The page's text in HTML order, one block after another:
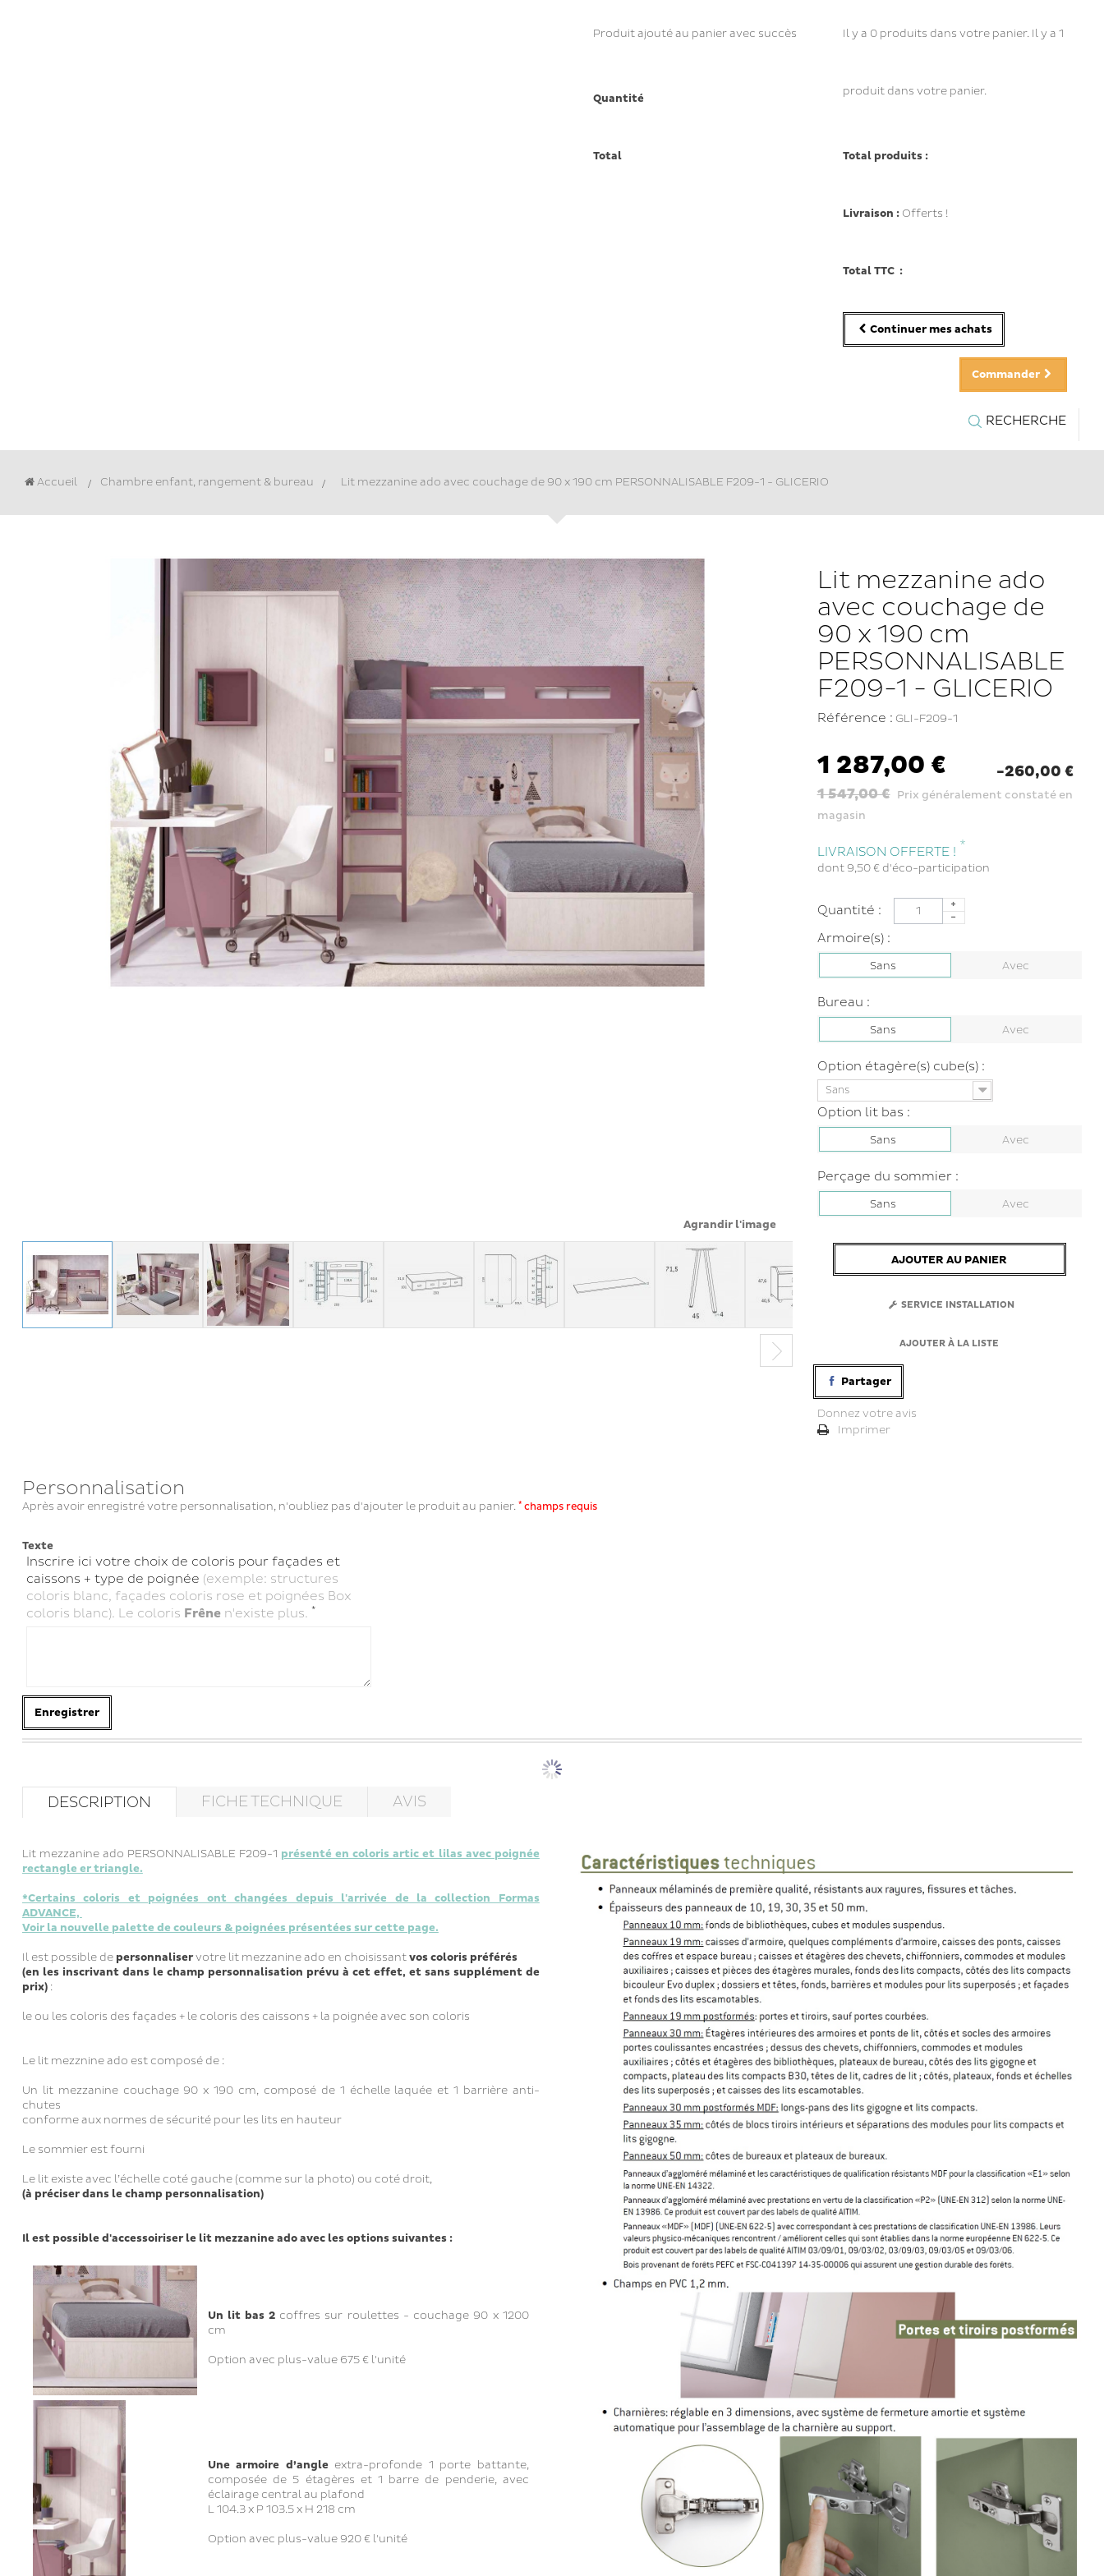
Produit ajouté au panier avec succès
Quantité
Total
Il y a 0produits dans votre panier. Il y a 1
produit dans votre panier.
Total produits :
Livraison : Offerts !
Total TTC :
Continuer mes achats
Commander
RECHERCHE
Accueil Chambre enfant, rangement & bureau > Lit mezzanine ado avec couchage de 90 x 190 cm PERSONNALISABLE F209-1 - GLICERIO
Agrandir l'image
Lit mezzanine ado
avec couchage de
90 x 190 cm
PERSONNALISABLE
F209-1 - GLICERIO
Référence : GLI-F209-1
1 287,00 € -260,00 €
1 547,00 € Prix généralement constaté en
magasin
LIVRAISON OFFERTE ! *
dont 9,50 € d'éco-participation
Quantité :
Armoire(s) :
Sans Avec
Bureau :
Sans Avec
Option étagère(s) cube(s) :
Sans
Option lit bas :
Sans Avec
Perçage du sommier :
Sans Avec
AJOUTER AU PANIER
SERVICE INSTALLATION
AJOUTER À LA LISTE
Partager
Donnez votre avis
Imprimer
Personnalisation
Après avoir enregistré votre personnalisation, n'oubliez pas d'ajouter le produit au panier. *champs requis
Texte
Inscrire ici votre choix de coloris pour façades et
caissons + type de poignée (exemple: structures
coloris blanc, façades coloris rose et poignées Box
coloris blanc). Le coloris Frênen'existe plus. *
Enregistrer
DESCRIPTION FICHE TECHNIQUE AVIS
Lit mezzanine ado PERSONNALISABLE F209-1 présenté en coloris artic et lilas avec poignée
rectangle er triangle.
*Certains coloris et poignées ont changées depuis l'arrivée de la collection Formas
ADVANCE,
Voir la nouvelle palette de couleurs & poignées présentées sur cette page.
Il est possible de personnaliservotre lit mezzanine ado en choisissantvos coloris préférés
(en les inscrivant dans le champ personnalisation prévu à cet effet, et sans supplément de
prix):
le ou les coloris des façades + le coloris des caissons + la poignée avec son coloris
Le lit mezznine ado est composé de :
Un lit mezzanine couchage 90 x 190 cm, composé de 1 échelle laquée et 1 barrière anti-
chutes
conforme aux normes de sécurité pour les lits en hauteur
Le sommier est fourni
Le lit existe avec l’échelle coté gauche (comme sur la photo) ou coté droit,
(à préciser dans le champ personnalisation)
Il est possible d'accessoiriser le lit mezzanine ado avec les options suivantes :
Un lit bas 2coffres sur roulettes - couchage 90 x 1200
cm
Option avec plus-value 675 € l'unité
Une armoire d’angleextra-profonde 1 porte battante,
composée de 5 étagères et 1 barre de penderie, avec
éclairage central au plafond
L 104.3 x P 103.5 x H 218 cm
Option avec plus-value 920 € l'unité